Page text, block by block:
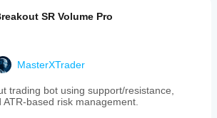
SR Volume Pro
MasterXTrader
trading bot using support/resistance,
based risk management.